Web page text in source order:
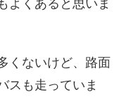
よくあると思いま
くないけど、路面
スも走っていま